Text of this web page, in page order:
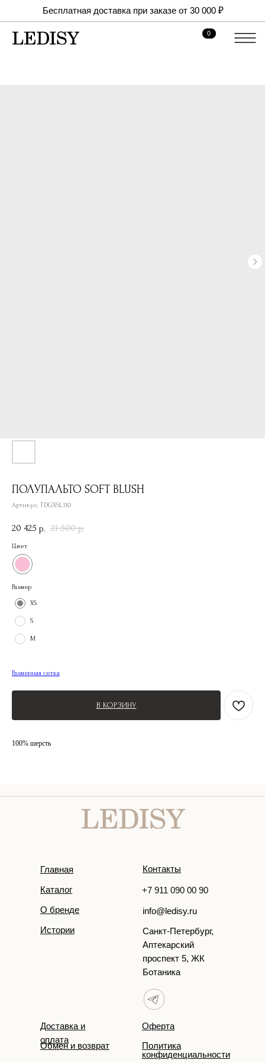
Бесплатная доставка при заказе от 30 000 ₽
0
ПОЛУПАЛЬТО SOFT BLUSH
Артикул: TDGXSL110
20 425 р. 21 500 р.
Цвет
Размер
XS
S
M
Размерная сетка
В КОРЗИНУ
100% шерсть
О бренде
Каталог
Главная
Доставка и
оплата
Контакты
+7 911 090 00 90
info@ledisy.ru
Санкт-Петербург,
Аптекарский
проспект 5, ЖК
Ботаника
Обмен и возврат
Оферта
Политика
конфиденциальности
Истории